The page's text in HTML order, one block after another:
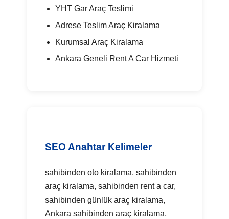
YHT Gar Araç Teslimi
Adrese Teslim Araç Kiralama
Kurumsal Araç Kiralama
Ankara Geneli Rent A Car Hizmeti
SEO Anahtar Kelimeler
sahibinden oto kiralama, sahibinden
araç kiralama, sahibinden rent a car,
sahibinden günlük araç kiralama,
Ankara sahibinden araç kiralama,